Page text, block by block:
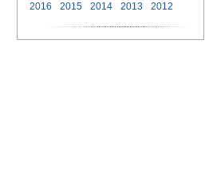
2016
2015 2014 2013 2012